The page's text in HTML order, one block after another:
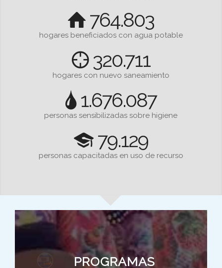
764.803
hogares beneficiados con agua potable
320.711
hogares con nuevo saneamiento
1.676.087
personas sensibilizadas sobre higiene
79.129
personas capacitadas en uso de recurso
PROGRAMAS